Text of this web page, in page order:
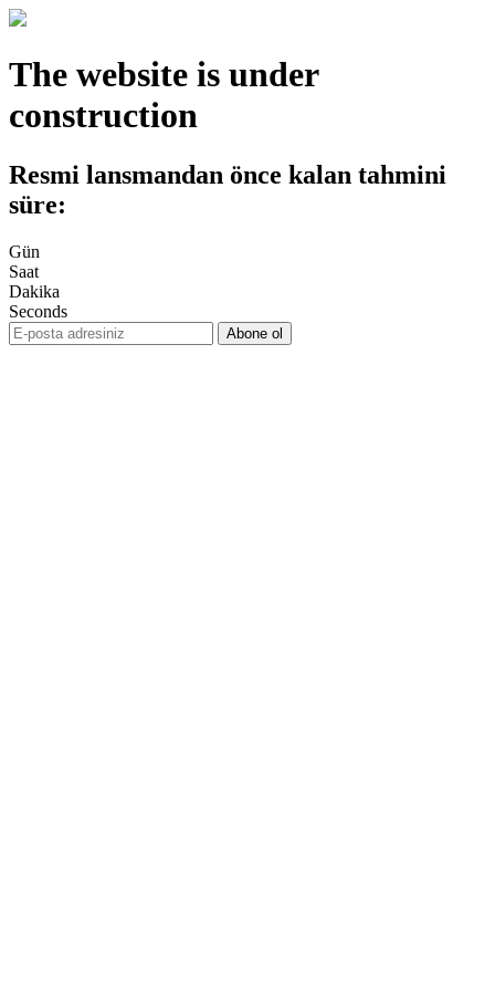
The website is under
construction
Resmi lansmandan önce kalan tahmini
süre:
Gün
Saat
Dakika
Seconds